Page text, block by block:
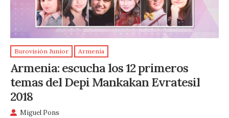
Eurovisión Junior Armenia
Armenia: escucha los 12 primeros
temas del Depi Mankakan Evratesil
2018
Miguel Pons